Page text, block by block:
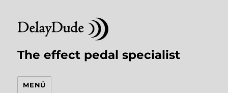
The effect pedal specialist
MENÜ